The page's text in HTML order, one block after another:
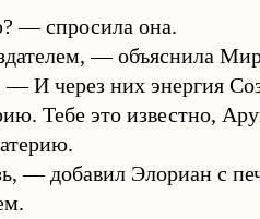
— спросила она.
— объяснила
И через них энергия
Тебе это известно,
— добавил Элориан с